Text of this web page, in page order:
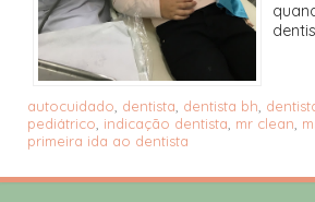
autocuidado, dentista, dentista bh,
pediátrico, indicação dentista, mr clean,
primeira ida ao dentista